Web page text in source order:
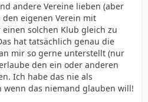
andere Vereine lieben (aber
eigenen Verein mit
solchen Klub gleich zu
hat tatsächlich genau die
mir so gerne unterstellt (nur
den ein oder anderen
Ich habe das nie als
das niemand glauben will!